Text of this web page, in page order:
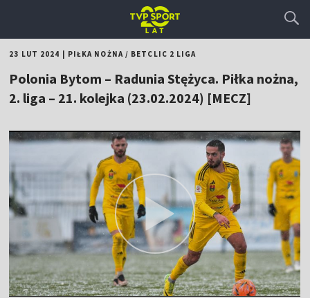
23 LUT 2024 PIŁKA NOŻNA/ BETCLIC 2 LIGA
Polonia Bytom – Radunia Stężyca. Piłka nożna,
2. liga – 21. kolejka (23.02.2024) [MECZ]